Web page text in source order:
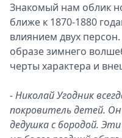
Знакомый нам облик
ближе к 1870-1880
влиянием двух
образе зимнего
черты характера и
- Николай Угодник
покровитель детей.
дедушка с бородой.